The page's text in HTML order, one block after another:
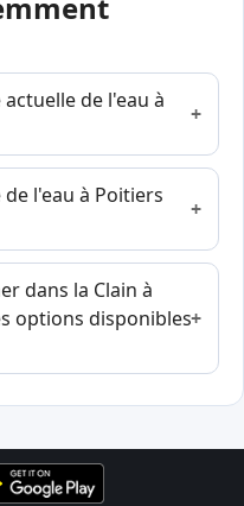
de l'eau à
l'eau à Poitiers
dans la Clain à
options disponibles